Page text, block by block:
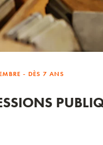
- DÈS 7 ANS